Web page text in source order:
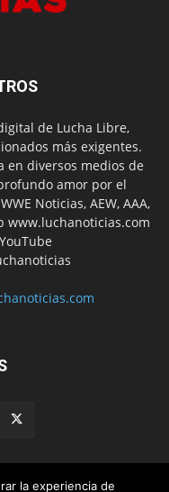
de Lucha Libre,
más exigentes.
en diversos medios de
amor por el
Noticias, AEW, AAA,
www.luchanoticias.com
Libre Mexicana
la experiencia de